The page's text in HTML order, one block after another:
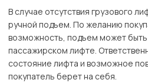
В случае отсутствия грузового
ручной подъем. По желанию
возможность, подъем может
пассажирском лифте.
состояние лифта и возможное
покупатель берет на себя.